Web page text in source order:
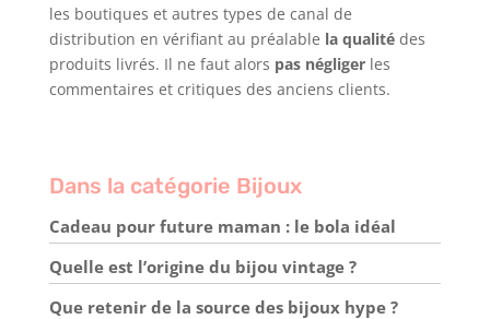
les boutiques et autres types de canal de
distribution en vérifiant au préalable la qualitédes
produits livrés. Il ne faut alors pas négligerles
commentaires et critiques des anciens clients.
Dans la catégorie Bijoux
Cadeau pour future maman : le bola idéal
Quelle est l’origine du bijou vintage ?
Que retenir de la source des bijoux hype ?